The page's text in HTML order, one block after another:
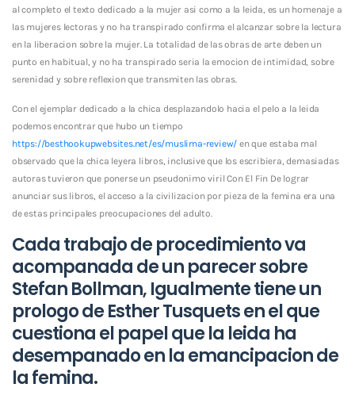
al completo el texto dedicado a la mujer asi­ como a la leida, es un homenaje a
las mujeres lectoras y no ha transpirado confirma el alcanzar sobre la lectura
en la liberacion sobre la mujer.La totalidad de las obras de arte deben un
punto en habitual, y no ha transpirado seri­a la emocion de intimidad, sobre
serenidad y sobre reflexion que transmiten las obras.
Con el ejemplar dedicado a la chica desplazandolo hacia el pelo a la leida
podemos encontrar que hubo un tiempo
https://besthookupwebsites.net/es/muslima-review/ en que estaba mal
observado que la chica leyera libros, inclusive que los escribiera, demasiadas
autoras tuvieron que ponerse un pseudonimo viril Con El Fin De lograr
anunciar sus libros, el acceso a la civilizacion por pieza de la femina era una
de estas principales preocupaciones del adulto.
Cada trabajo de procedimiento va
acompanada de un parecer sobre
Stefan Bollman, Igualmente tiene un
prologo de Esther Tusquets en el que
cuestiona el papel que la leida ha
desempanado en la emancipacion de
la femina.